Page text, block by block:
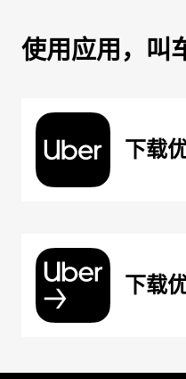
使用应用，叫
下载
下载